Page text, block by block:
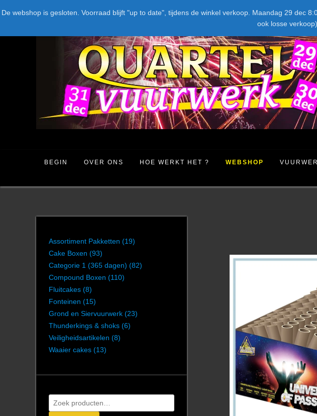
De webshop is gesloten. Voorraad blijft "up to date", tijdens de winkel verkoop. Maandag 29 dec
ook losse
naar
BEGIN OVER ONS HOE WERKT HET ? WEBSHOP
Assortiment Pakketten (19)
Cake Boxen (93)
Categorie 1 (365 dagen) (82)
Compound Boxen (110)
Fluitcakes (8)
Fonteinen (15)
Grond en Siervuurwerk (23)
Thunderkings & shoks (6)
Veiligheidsartikelen (8)
Waaier cakes (13)
Zoeken
naar: